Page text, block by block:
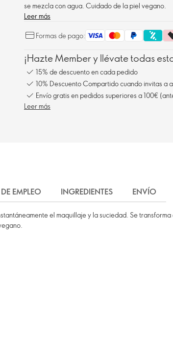
se mezcla con agua. Cuidado de la piel vegano.
Leer más
Formas de pago:
¡Hazte Member y llévate todas
15% de descuento en cada pedido
10% Descuento Compartido cuando invitas a
Envío gratis en pedidos superiores a 100€
Leer más
EMPLEO INGREDIENTES ENVÍO
el maquillaje y la suciedad. Se